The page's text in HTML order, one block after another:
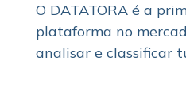
O DATATORA é a
plataforma no
analisar e classificar